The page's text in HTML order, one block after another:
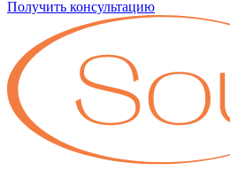
Получить консультацию